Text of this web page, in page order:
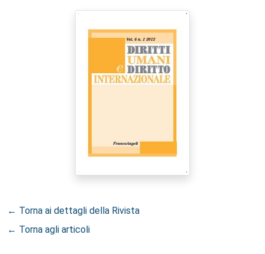
← Torna ai dettagli della Rivista
← Torna agli articoli